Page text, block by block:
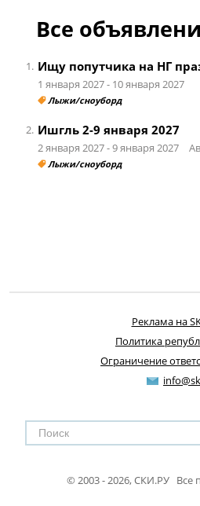
Все
1. Ищу попутчика на НГ
1 января 2027- 10 января 2027
Лыжи/сноуборд
2. Ишгль 2-9 января 2027
2 января 2027- 9 января 2027
Лыжи/сноуборд
Реклама на
Политика
Ограничение
© 2003 - 2026, СКИ.РУ Все